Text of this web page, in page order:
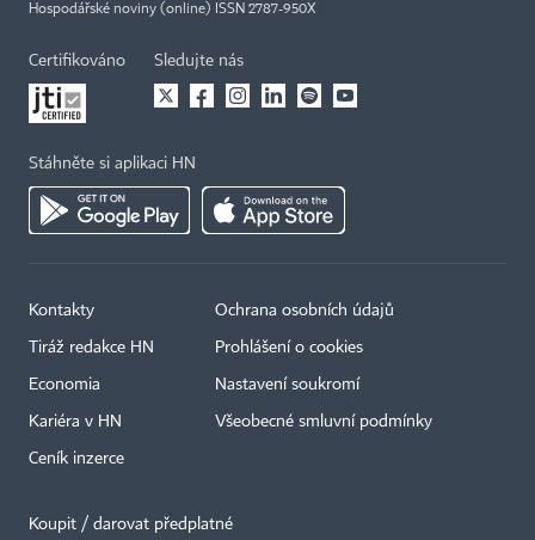
Hospodářské noviny (online) ISSN 2787-950X
Certifikováno Sledujte nás
Stáhněte si aplikaci HN
Kontakty
Tiráž redakce HN
Economia
Kariéra v HN
Ceník inzerce
Ochrana osobních údajů
Prohlášení o cookies
Nastavení soukromí
Všeobecné smluvní podmínky
Koupit / darovat předplatné